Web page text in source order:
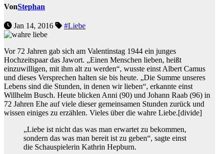
VonStephan
Jan 14, 2016 #Liebe
Vor 72 Jahren gab sich am Valentinstag 1944 ein junges
Hochzeitspaar das Jawort. „Einen Menschen lieben, heißt
einzuwilligen, mit ihm alt zu werden“, wusste einst Albert Camus
und dieses Versprechen halten sie bis heute. „Die Summe unseres
Lebens sind die Stunden, in denen wir lieben“, erkannte einst
Willhelm Busch. Heute blicken Anni (90) und Johann Raab (96) in
72 Jahren Ehe auf viele dieser gemeinsamen Stunden zurück und
wissen einiges zu erzählen. Vieles über die wahre Liebe.[divide]
„Liebe ist nicht das was man erwartet zu bekommen,
sondern das was man bereit ist zu geben“, sagte einst
die Schauspielerin Kathrin Hepburn.